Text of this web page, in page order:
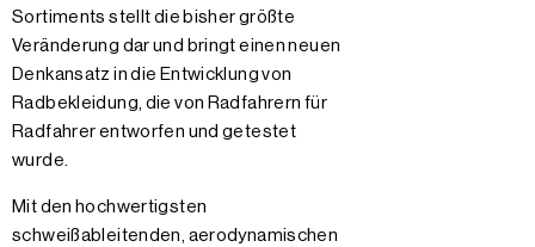
Sortiments stellt die bisher größte
Veränderung dar und bringt einen neuen
Denkansatz in die Entwicklung von
Radbekleidung, die von Radfahrern für
Radfahrer entworfen und getestet
wurde.
Mit den hochwertigsten
schweißableitenden, aerodynamischen